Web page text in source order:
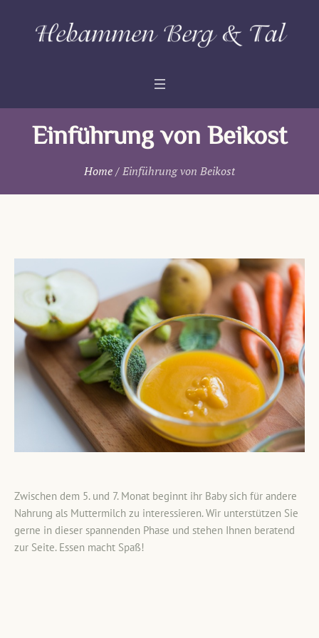
Einführung von Beikost
Home/Einführung von Beikost
Zwischen dem 5. und 7. Monat beginnt ihr Baby sich für andere
Nahrung als Muttermilch zu interessieren. Wir unterstützen Sie
gerne in dieser spannenden Phase und stehen Ihnen beratend
zur Seite. Essen macht Spaß!